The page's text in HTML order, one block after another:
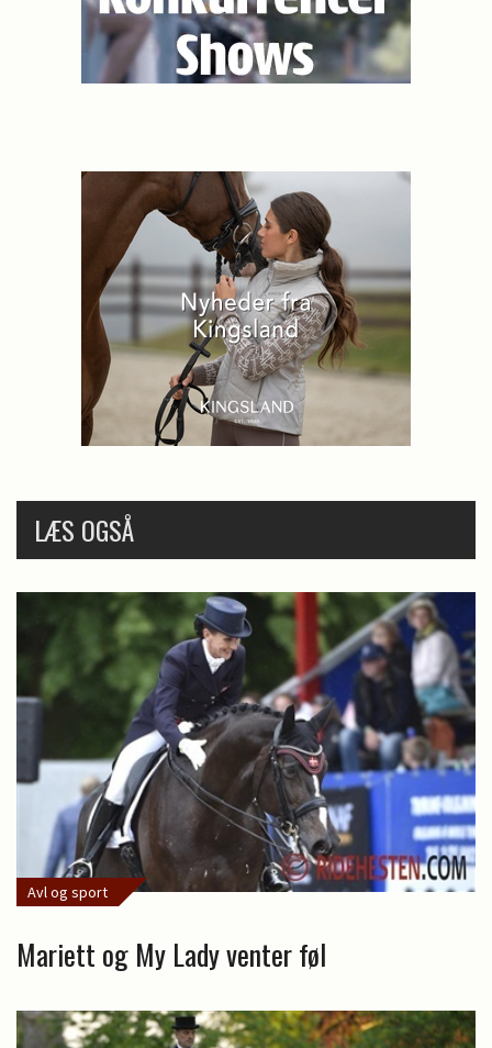
LÆS OGSÅ
Avl og sport
Mariett og My Lady venter føl